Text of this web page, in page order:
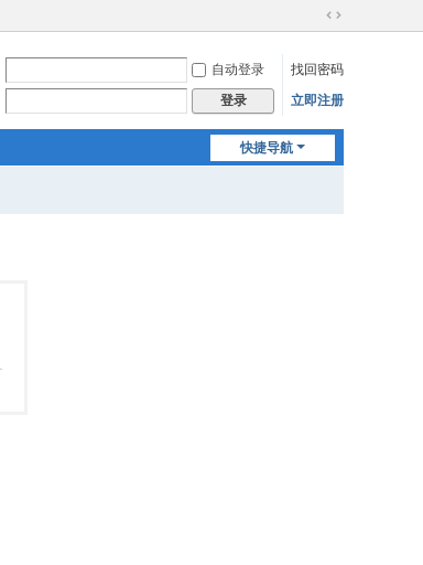
切
到
宽
自动登录
找回密码
登录 立即注册
快捷导航